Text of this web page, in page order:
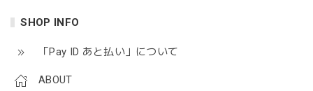
SHOP INFO
「Pay ID あと払い」について
ABOUT